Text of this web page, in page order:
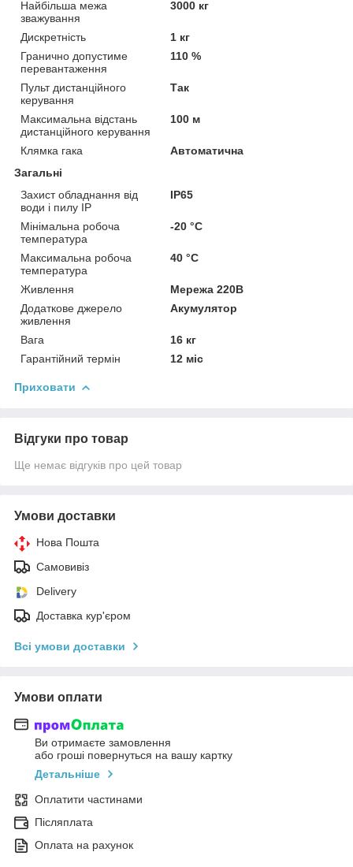
Найбільша межа
зважування
3000 кг
Дискретність
1 кг
Гранично допустиме
перевантаження
110 %
Пульт дистанційного
керування
Так
Максимальна відстань
дистанційного керування
100 м
Клямка гака
Автоматична
Загальні
Захист обладнання від
води і пилу IP
IP65
Мінімальна робоча
температура
-20 °С
Максимальна робоча
температура
40 °С
Живлення
Мережа 220В
Додаткове джерело
живлення
Акумулятор
Вага
16 кг
Гарантійний термін
12 міс
Приховати
Відгуки про товар
Ще немає відгуків про цей товар
Умови доставки
Нова Пошта
Самовивіз
Delivery
Доставка кур'єром
Всі умови доставки
Умови оплати
Ви отримаєте замовлення
або гроші повернуться на вашу картку
Детальніше
Оплатити частинами
Післяплата
Оплата на рахунок